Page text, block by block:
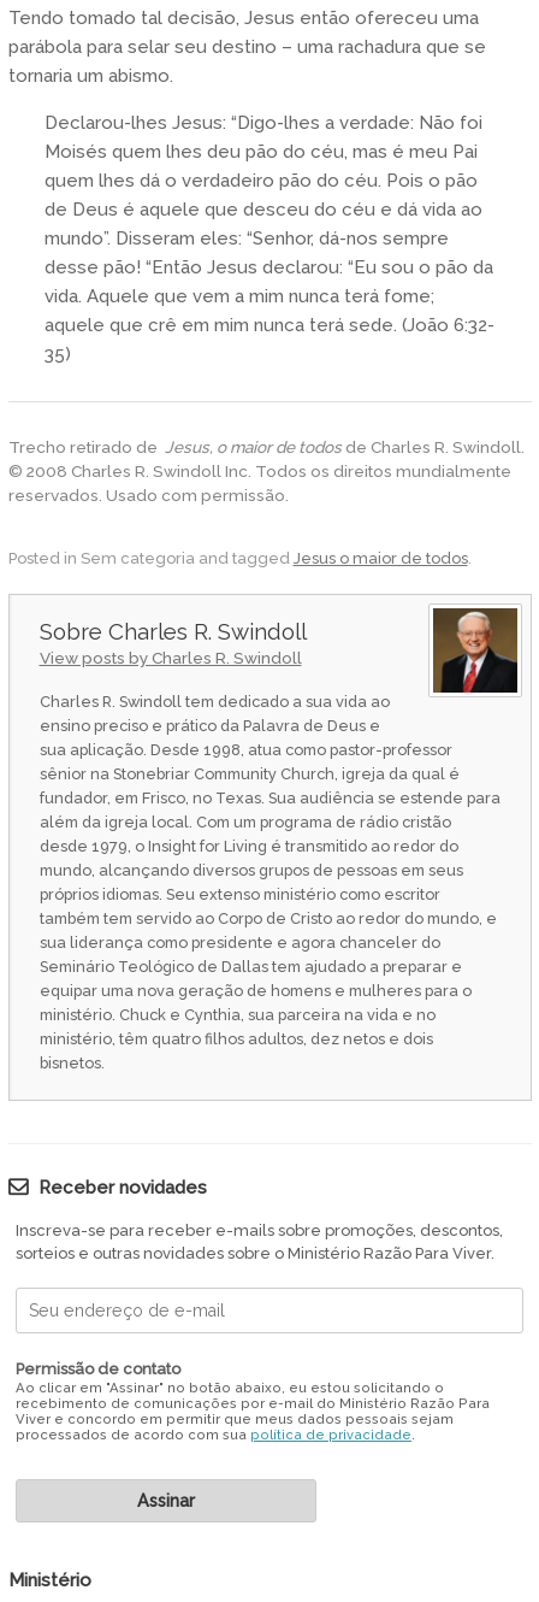
Tendo tomado tal decisão, Jesus então ofereceu uma
parábola para selar seu destino – uma rachadura que se
tornaria um abismo.
Declarou-lhes Jesus: “Digo-lhes a verdade: Não foi
Moisés quem lhes deu pão do céu, mas é meu Pai
quem lhes dá o verdadeiro pão do céu. Pois o pão
de Deus é aquele que desceu do céu e dá vida ao
mundo”. Disseram eles: “Senhor, dá-nos sempre
desse pão! “Então Jesus declarou: “Eu sou o pão da
vida. Aquele que vem a mim nunca terá fome;
aquele que crê em mim nunca terá sede. (João 6:32-
35)
Trecho retirado de Jesus, o maior de todosde Charles R. Swindoll.
© 2008 Charles R. Swindoll Inc. Todos os direitos mundialmente
reservados. Usado com permissão.
Posted in Sem categoria and tagged Jesus o maior de todos.
Charles R. Swindoll
View posts by Charles R. Swindoll
Charles R. Swindoll tem dedicado a sua vida ao
ensino preciso e prático da Palavra de Deus e
sua aplicação. Desde 1998, atua como pastor-professor
sênior na Stonebriar Community Church, igreja da qual é
fundador, em Frisco, no Texas. Sua audiência se estende para
além da igreja local. Com um programa de rádio cristão
desde 1979, o Insight for Living é transmitido ao redor do
mundo, alcançando diversos grupos de pessoas em seus
próprios idiomas. Seu extenso ministério como escritor
também tem servido ao Corpo de Cristo ao redor do mundo, e
sua liderança como presidente e agora chanceler do
Seminário Teológico de Dallas tem ajudado a preparar e
equipar uma nova geração de homens e mulheres para o
ministério. Chuck e Cynthia, sua parceira na vida e no
ministério, têm quatro filhos adultos, dez netos e dois
bisnetos.
Receber novidades
Inscreva-se para receber e-mails sobre promoções, descontos,
sorteios e outras novidades sobre o Ministério Razão Para Viver.
Permissão de contato
Ao clicar em "Assinar" no botão abaixo, eu estou solicitando o
recebimento de comunicações por e-mail do Ministério Razão Para
Viver e concordo em permitir que meus dados pessoais sejam
processados de acordo com sua política de privacidade.
Ministério